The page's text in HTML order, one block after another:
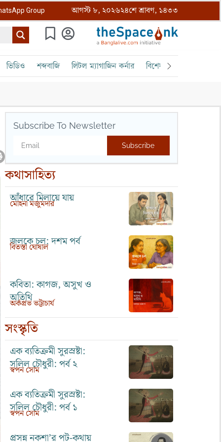
Group আগস্ট ৮, ২০২৬২৪শে শ্রাবণ, ১৪৩৩
ভিডিও শব্দবাজি লিটল ম্যাগাজিন কর্নার বিশেষ ক্রোড়পত্র
Subscribe To Newsletter
Subscribe
কথাসাহিত্য
আঁধারে মিলায়ে যায়
মোহনা মজুমদার
জলকে চল: দশম পর্ব
বিতস্তা ঘোষাল
কবিতা: কাগজ, অসুখ ও
অতিথি
অর্কপ্রভ ভট্টাচার্য
সংস্কৃতি
এক ব্যতিক্রমী সুরস্রষ্টা:
সলিল চৌধুরী: পর্ব ২
স্বপন সোম
এক ব্যতিক্রমী সুরস্রষ্টা:
সলিল চৌধুরী: পর্ব ১
স্বপন সোম
প্রসন্ন নকশা’র পট-কথায়